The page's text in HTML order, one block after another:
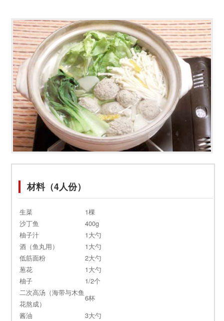
材料（4人份）
生菜
1棵
沙丁鱼
400g
柚子汁
1大勺
酒（鱼丸用）
1大勺
低筋面粉
2大勺
葱花
1大勺
柚子
1/2个
二次高汤（海带与木鱼
花熬成）
6杯
酱油
3大勺